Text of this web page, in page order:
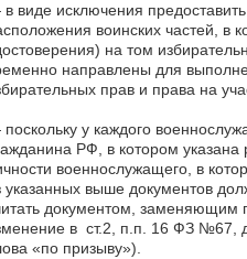
виде исключения
воинских частей, в
на том
направлены для
прав и права на
у каждого
РФ, в котором указана
военнослужащего, в
указанных выше документов
документом, заменяющим
в ст.2, п.п. 16 ФЗ №67,
«по призыву»).